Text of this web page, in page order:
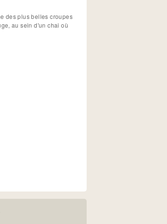
des plus belles croupes
au sein d'un chai où